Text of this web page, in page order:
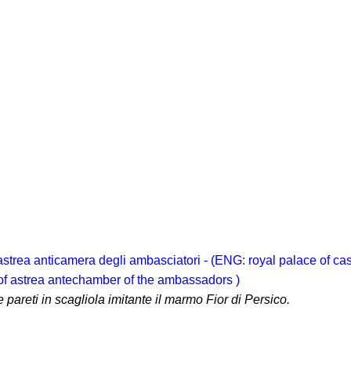
pareti in scagliola imitante il marmo Fior di Persico.